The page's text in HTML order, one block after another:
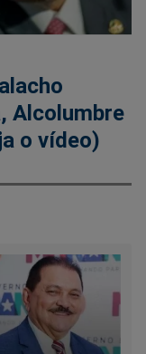
Alcolumbre
o vídeo)